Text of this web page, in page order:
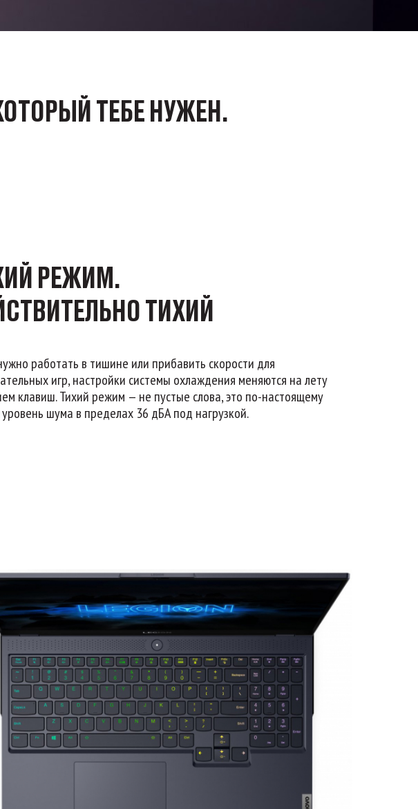
ТЕБЕ НУЖЕН.
РЕЖИМ.
ТИХИЙ
работать в тишине или прибавить скорости для
игр, настройки системы охлаждения меняются на лету
клавиш. Тихий режим — не пустые слова, это по-настоящему
шума в пределах 36 дБА под нагрузкой.